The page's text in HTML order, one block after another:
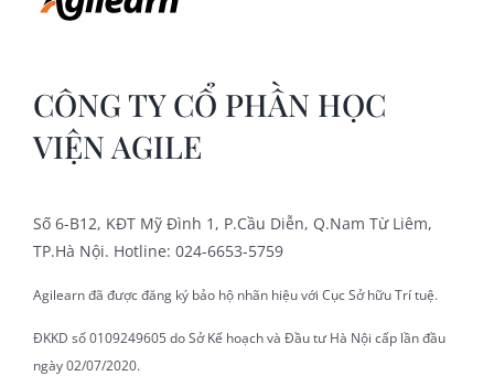
CÔNG TY CỔ PHẦN HỌC
VIỆN AGILE
Số 6-B12, KĐT Mỹ Đình 1, P.Cầu Diễn, Q.Nam Từ Liêm,
TP.Hà Nội. Hotline: 024-6653-5759
Agilearn đã được đăng ký bảo hộ nhãn hiệu với Cục Sở hữu Trí tuệ.
ĐKKD số 0109249605 do Sở Kế hoạch và Đầu tư Hà Nội cấp lần đầu
ngày 02/07/2020.